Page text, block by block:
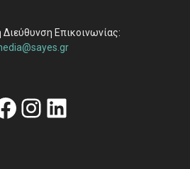
Διεύθυνση Επικοινωνίας:
Instagram
Linkedin